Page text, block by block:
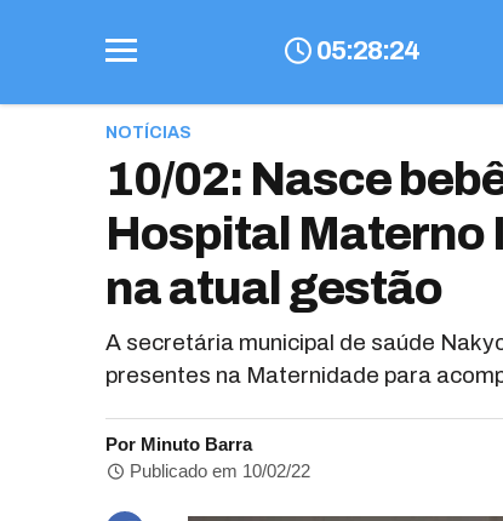
05:28:25
NOTÍCIAS
10/02: Nasce
Hospital Materno
na atual gestão
A secretária municipal de saúde
presentes na Maternidade para
Por Minuto Barra
Publicado em 10/02/22